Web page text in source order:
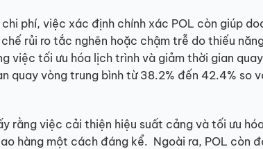
phí, việc xác định chính xác POL còn giúp
rủi ro tắc nghẽn hoặc chậm trễ do thiếu
việc tối ưu hóa lịch trình và giảm thời gian
quay vòng trung bình từ 38.2% đến 42.4% so
rằng việc cải thiện hiệu suất cảng và tối ưu
hàng một cách đáng kể. ​ Ngoài ra, POL còn